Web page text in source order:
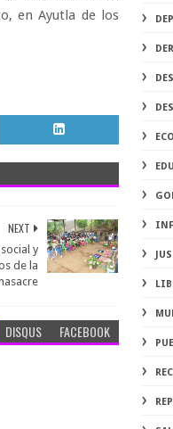
en Ayutla de los
NEXT
y
de la
DISQUS FACEBOOK